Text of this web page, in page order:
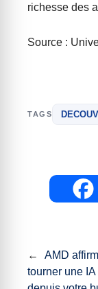
richesse des
Source :
TAGS
←
AMD
tourner une